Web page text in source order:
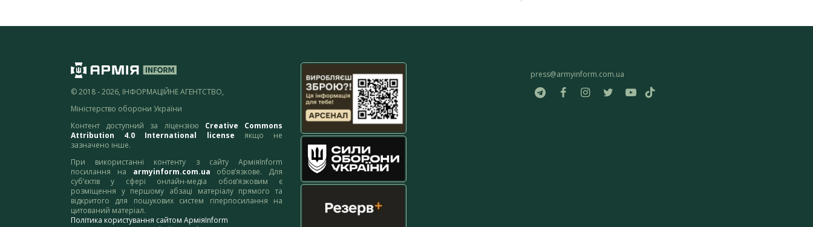
© 2018 - 2026, ІНФОРМАЦІЙНЕ АГЕНТСТВО,
Міністерство оборони України
Контент доступний за ліцензією Creative Commons
Attribution 4.0 International license якщо не
зазначено інше.
При використанні контенту з сайту АрміяInform
посилання на armyinform.com.ua обов’язкове. Для
суб’єктів у сфері онлайн-медіа обов’язковим є
розміщення у першому абзаці матеріалу прямого та
відкритого для пошукових систем гіперпосилання на
цитований матеріал.
Політика користування сайтом АрміяInform
press@armyinform.com.ua